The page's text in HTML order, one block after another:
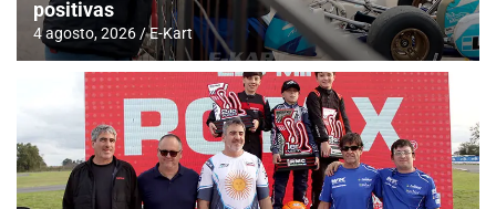
positivas
4 agosto, 2026 E-Kart